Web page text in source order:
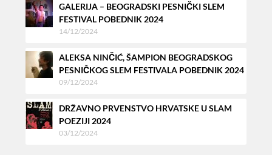
GALERIJA – BEOGRADSKI PESNIČKI SLEM
FESTIVAL POBEDNIK 2024
14/12/2024
ALEKSA NINČIĆ, ŠAMPION BEOGRADSKOG
PESNIČKOG SLEM FESTIVALA POBEDNIK 2024
09/12/2024
DRŽAVNO PRVENSTVO HRVATSKE U SLAM
POEZIJI 2024
03/12/2024